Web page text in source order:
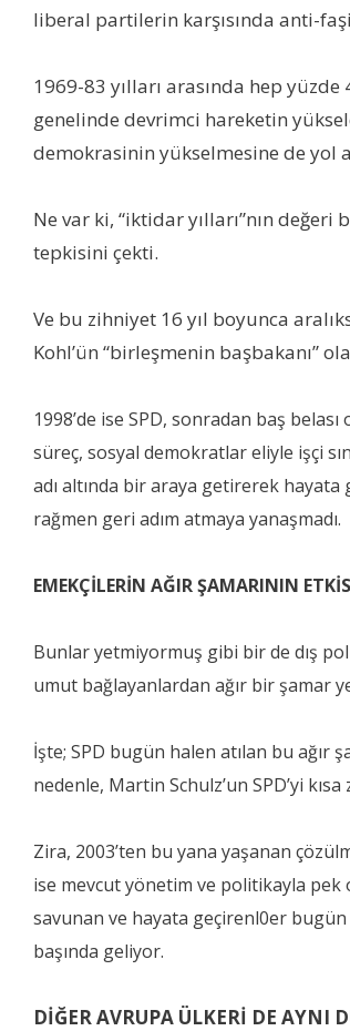
liberal partilerin karşısında anti-
1969-83 yılları arasında hep yüzde
genelinde devrimci hareketin
demokrasinin yükselmesine de yol
Ne var ki, “iktidar yılları”nın
tepkisini çekti.
Ve bu zihniyet 16 yıl boyunca
Kohl’ün “birleşmenin başbakanı”
1998’de ise SPD, sonradan baş
süreç, sosyal demokratlar eliyle işçi
adı altında bir araya getirerek
rağmen geri adım atmaya yanaşmadı.
EMEKÇİLERİN AĞIR ŞAMARININ
Bunlar yetmiyormuş gibi bir de dış
umut bağlayanlardan ağır bir şamar
İşte; SPD bugün halen atılan bu ağır
nedenle, Martin Schulz’un SPD’yi
Zira, 2003’ten bu yana yaşanan
ise mevcut yönetim ve politikayla
savunan ve hayata geçirenl0er
başında geliyor.
DİĞER AVRUPA ÜLKERİ DE AYNI